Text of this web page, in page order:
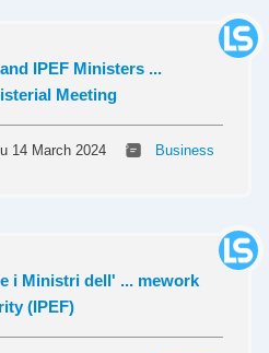
IPEF Ministers ...
Meeting
14 March 2024 Business
i Ministri dell' ... mework
(IPEF)